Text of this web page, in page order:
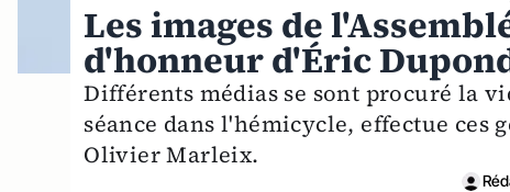
Les images de
d'honneur d'Éric
Différents médias se sont procuré la
séance dans l'hémicycle, effectue ces
Olivier Marleix.